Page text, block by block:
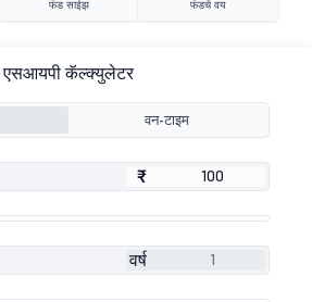
फंड साईझ फंडचे वय
एसआयपी कॅल्क्युलेटर
वन-टाइम
₹
₹
वर्ष